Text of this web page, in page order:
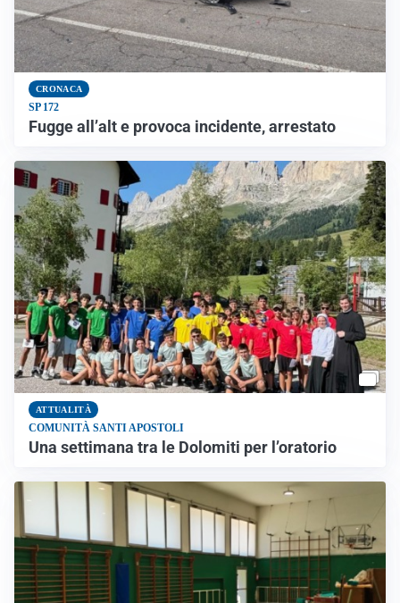
CRONACA
SP 172
Fugge all’alt e provoca incidente, arrestato
ATTUALITÀ
COMUNITÀ SANTI APOSTOLI
Una settimana tra le Dolomiti per l’oratorio